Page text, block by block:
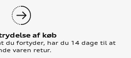
af køb
du fortyder, har du 14 dage til at
varen retur.